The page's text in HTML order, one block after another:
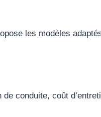
les modèles
conduite, coût